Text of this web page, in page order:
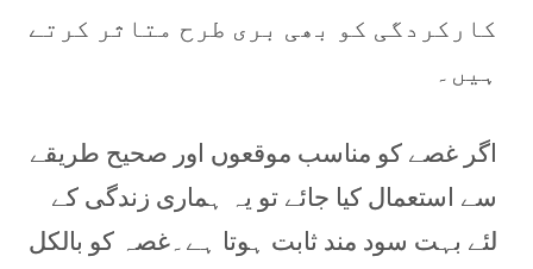
کارکردگی کو بھی بری طرح متاثر کرتے
ہیں۔
اگر غصے کو مناسب موقعوں اور صحیح طریقے
سے استعمال کیا جائے تو یہ ہماری زندگی کے
لئے بہت سود مند ثابت ہوتا ہے۔غصہ کو بالکل